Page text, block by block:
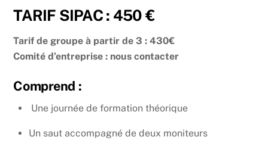
Skip
content
TARIF SIPAC : 450 €
Tarif de groupe à partir de 3 : 430€
Comité d’entreprise : nous contacter
Comprend :
Une journée de formation théorique
Un saut accompagné de deux moniteurs